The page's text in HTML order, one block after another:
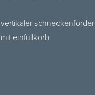
vertikaler
mit einfüllkorb